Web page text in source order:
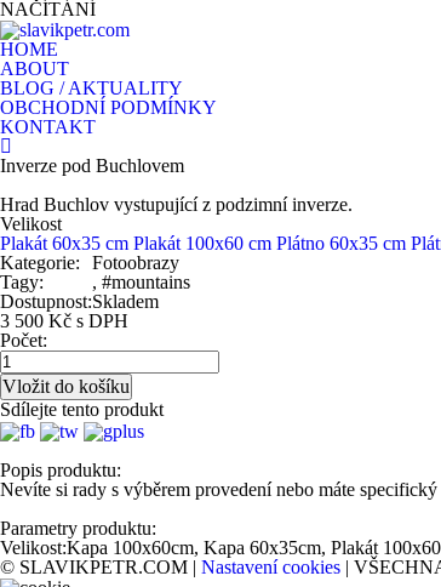
NAČÍTÁNÍ
HOME
ABOUT
BLOG / AKTUALITY
OBCHODNÍ PODMÍNKY
KONTAKT
Inverze pod Buchlovem
Hrad Buchlov vystupující z podzimní inverze.
Velikost
Plakát 60x35 cm Plakát 100x60 cm Plátno 60x35 cm
Kategorie:
Fotoobrazy
Tagy:
, #mountains
Dostupnost:Skladem
3 500 Kč s DPH
Počet:
Sdílejte tento produkt
Popis produktu:
Nevíte si rady s výběrem provedení nebo máte
Parametry produktu:
Velikost:Kapa 100x60cm, Kapa 60x35cm, Plakát
© SLAVIKPETR.COM | Nastavení cookies |